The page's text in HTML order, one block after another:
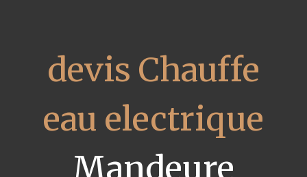
devis Chauffe
eau electrique
Mandeure